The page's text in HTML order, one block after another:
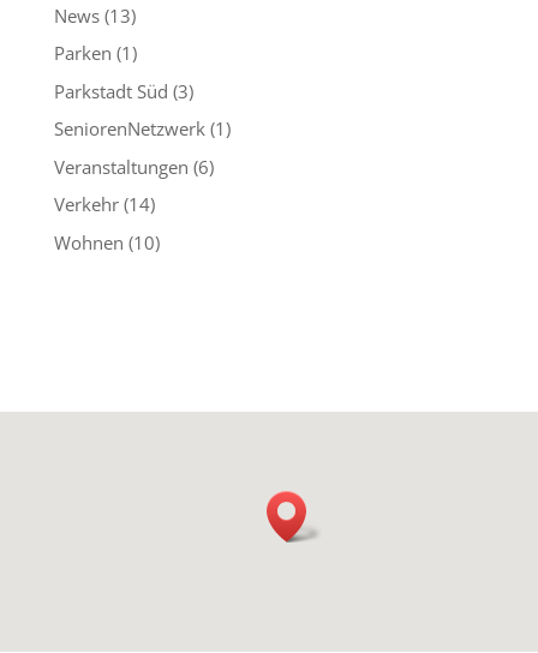
News(13)
Parken (1)
Parkstadt Süd (3)
SeniorenNetzwerk(1)
Veranstaltungen (6)
Verkehr(14)
Wohnen (10)